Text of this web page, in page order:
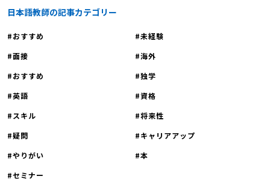
の仕方 日本語教師への転職｜履歴書
日本語教師への転職｜履歴書の書き
方について解説する前に まずは、履
人の学歴や職歴、特技などを記載する
公的な文書です。虚偽の情報を記載す
ます。したがって履歴書を書く際は、
正確な情報を提供することが重要で
ではなく、重要な法的文書であること
日本語教師の記事カテゴリー
おすすめ
未経験
面接
海外
おすすめ
独学
英語
資格
スキル
将来性
疑問
キャリアアップ
やりがい
本
セミナー